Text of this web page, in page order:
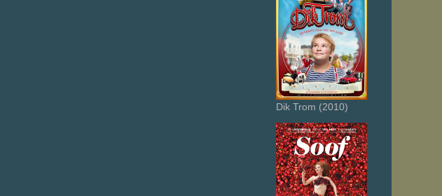
Dik Trom (2010)